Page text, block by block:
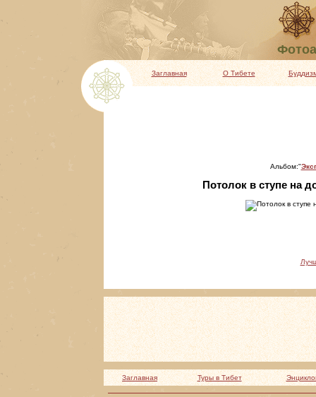
Заглавная О Тибете
Альбом:"
Потолок в ступе на
Заглавная Туры в Тибет